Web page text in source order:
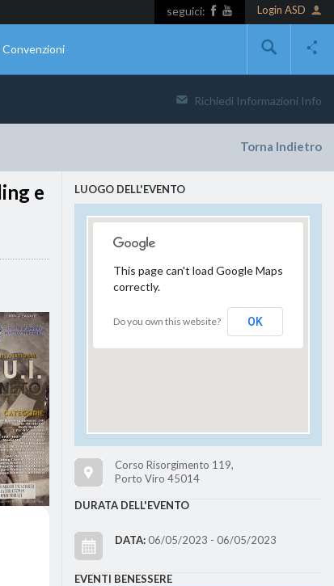
Login ASD
seguici:
Convenzioni
Richiedi Informazioni Info
Torna Indietro
e
LUOGO DELL'EVENTO
This page can't load Google Maps
correctly.
Do you own this website? OK
Corso Risorgimento 119,
Porto Viro 45014
DURATA DELL'EVENTO
DATA: 06/05/2023 - 06/05/2023
EVENTI BENESSERE